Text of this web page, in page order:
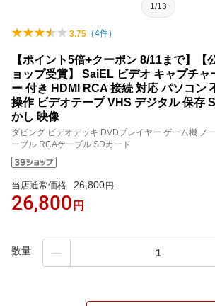
1/13
3.75 （4件）
【ポイント5倍+クーポン 8/11まで】【
ョップ受賞】 SaiEL ビデオ キャプチャ
ー 付き HDMI RCA 接続 対応 パソコン
操作 ビデオテープ VHS デジタル 保存
かし 映像
ダビング ビデオデッキ DVDプレイヤー ゲーム機 ノ
ーブル RCAケーブル SDカード
当店通常価格 26,800円
26,800 円
数量